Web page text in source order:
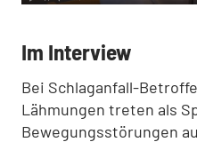
:Im Interview
Bei Schlaganfall-
Lähmungen treten als
Bewegungsstörungen